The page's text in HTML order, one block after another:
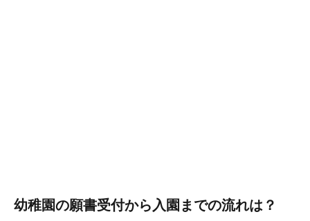
幼稚園の願書受付から入園までの流れは？